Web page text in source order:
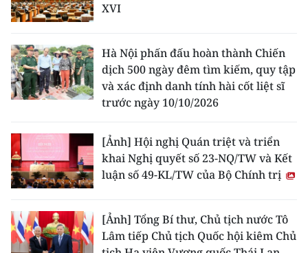
中文
FRANÇAIS
РУССКИЙ
ESPAÑOL
XVI
Hà Nội phấn đấu hoàn thành Chiến
dịch 500 ngày đêm tìm kiếm, quy tập
và xác định danh tính hài cốt liệt sĩ
trước ngày 10/10/2026
[Ảnh] Hội nghị Quán triệt và triển
khai Nghị quyết số 23-NQ/TW và Kết
luận số 49-KL/TW của Bộ Chính trị
[Ảnh] Tổng Bí thư, Chủ tịch nước Tô
Lâm tiếp Chủ tịch Quốc hội kiêm Chủ